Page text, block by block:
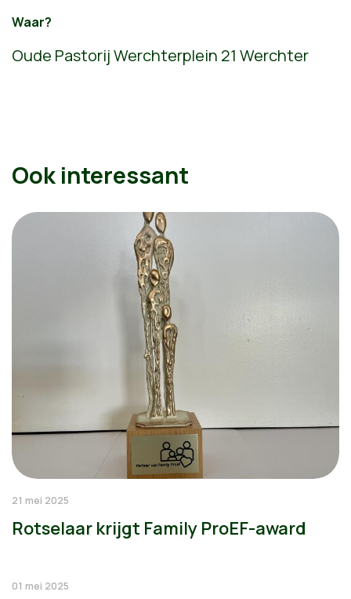
Waar?
Oude Pastorij Werchterplein 21 Werchter
Ook interessant
21 mei 2025
Rotselaar krijgt Family ProEF-award
01 mei 2025